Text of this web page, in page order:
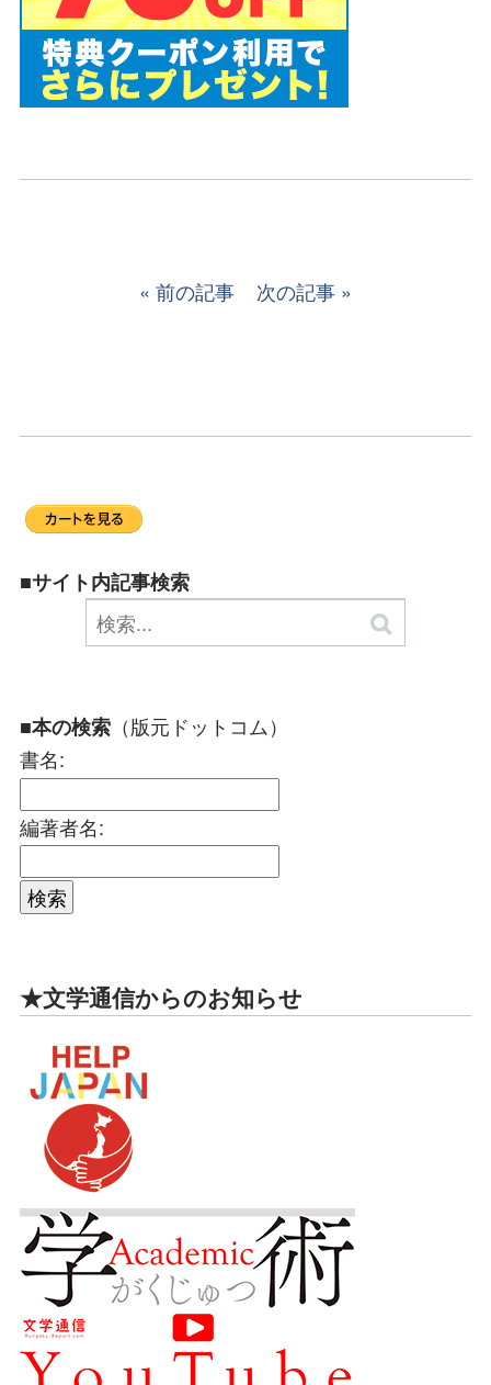
前の記事 次の記事
■サイト内記事検索
■本の検索 （版元ドットコム）
書名:
編著者名:
★文学通信からのお知らせ